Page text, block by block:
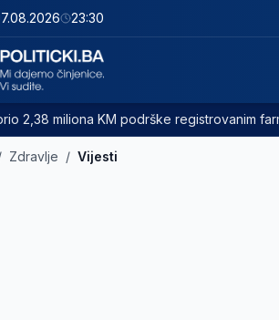
23:30
2,38 miliona KM podrške registrovanim
Zdravlje / Vijesti